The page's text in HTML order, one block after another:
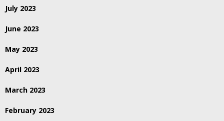
July 2023
June 2023
May 2023
April 2023
March 2023
February 2023